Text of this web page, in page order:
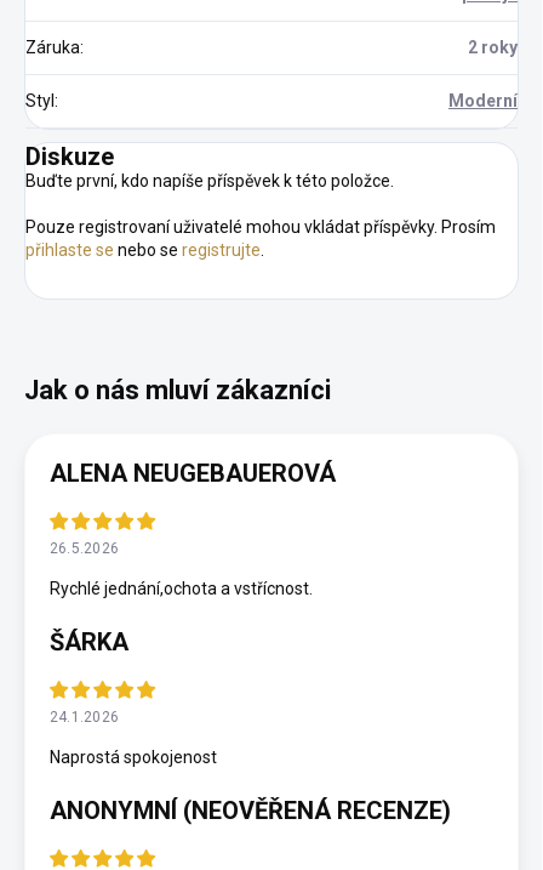
Záruka: 2 roky
Styl: Moderní
Diskuze
Buďte první, kdo napíše příspěvek k této položce.
Pouze registrovaní uživatelé mohou vkládat příspěvky. Prosím
přihlaste se nebo se registrujte
ALENA NEUGEBAUEROVÁ
26.5.2026
Rychlé jednání,ochota a vstřícnost.
ŠÁRKA
24.1.2026
Naprostá spokojenost
ANONYMNÍ (NEOVĚŘENÁ RECENZE)